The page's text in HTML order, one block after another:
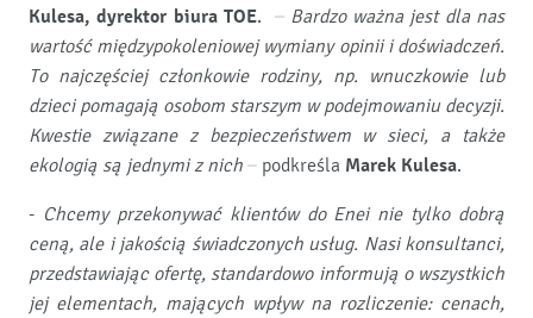
Kulesa, dyrektor biura TOE. – Bardzo ważna jest dla nas
wartość międzypokoleniowej wymiany opinii i doświadczeń.
To najczęściej członkowie rodziny, np. wnuczkowie lub
dzieci pomagają osobom starszym w podejmowaniu decyzji.
Kwestie związane z bezpieczeństwem w sieci, a także
ekologią są jednymi z nich – podkreśla Marek Kulesa.
- Chcemy przekonywać klientów do Enei nie tylko dobrą
ceną, ale i jakością świadczonych usług. Nasi konsultanci,
przedstawiając ofertę, standardowo informują o wszystkich
jej elementach, mających wpływ na rozliczenie: cenach,